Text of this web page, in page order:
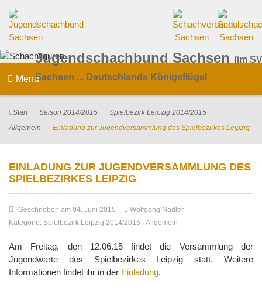
Jugendschachbund Sachsen (im
Sachsen ... Deutschlands Königsflügel
Menu
Start Saison 2014/2015
Spielbezirk Leipzig 2014/2015
Allgemein
Einladung zur Jugendversammlung des Spielbezirkes Leipzig
EINLADUNG ZUR JUGENDVERSAMMLUNG DES
SPIELBEZIRKES LEIPZIG
Geschrieben am 04. Juni 2015
Wolfgang Nadler
Kategorie: Spielbezirk Leipzig 2014/2015 -Allgemein
Am Freitag, den 12.06.15 findet die Versammlung der
Jugendwarte des Spielbezirkes Leipzig statt. Weitere
Informationen findet ihr in der Einladung.